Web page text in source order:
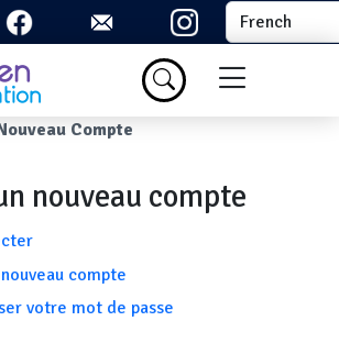
Select your
Menu du
Compte
nouveau compte
principaux
compte
votre mot de passe